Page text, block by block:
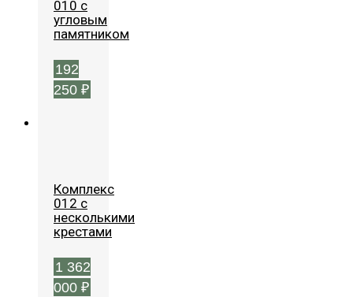
010 с
угловым
памятником
192
250 ₽
Комплекс
012 с
несколькими
крестами
1 362
000 ₽